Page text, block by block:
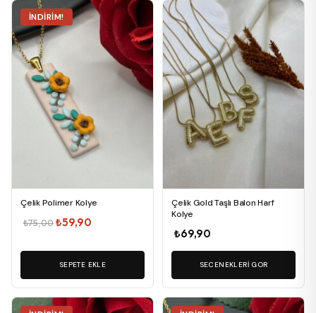
İNDIRIM!
Çelik Polimer Kolye
₺75,00Orijinal
₺75,00.
₺59,90
fiyat:
SEPETE EKLE
Çelik Gold Taşlı Balon Harf
Kolye
₺69,90
SECENEKLERI GOR
Bu
ürünün
birden
fazla
varyasyonu
var.
Seçenekler
ürün
sayfasından